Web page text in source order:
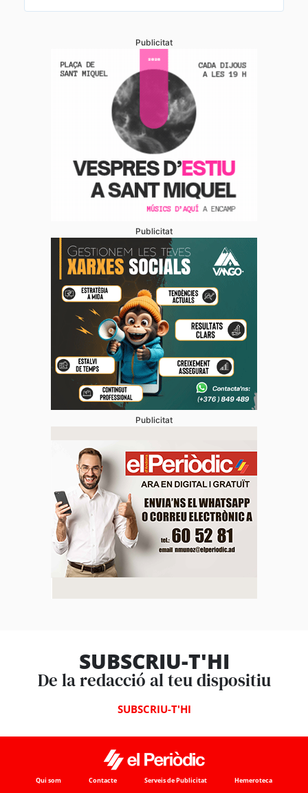
Publicitat
Publicitat
Publicitat
SUBSCRIU-T'HI
De la redacció al teu dispositiu
SUBSCRIU-T'HI
Qui som Contacte Serveis de Publicitat Hemeroteca